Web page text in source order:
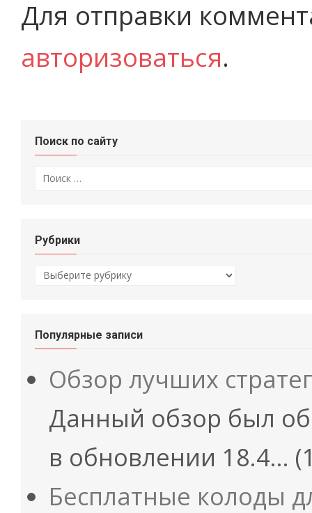
Для отправки
авторизоваться.
Поиск по сайту
Рубрики
Рубрики
Популярные записи
Обзор лучших
Данный обзор был
в обновлении 18.4…
Бесплатные колоды